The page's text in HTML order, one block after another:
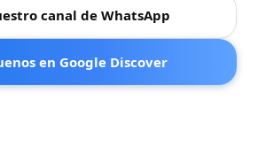
canal de WhatsApp
en Google Discover